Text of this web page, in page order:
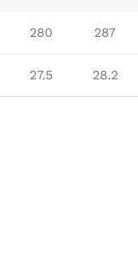
280 287
27.5 28.2